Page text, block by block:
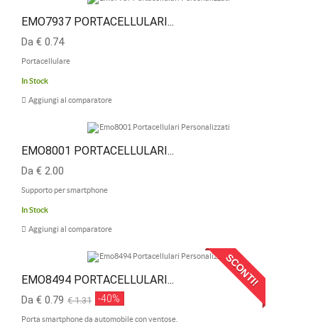
EMO7937 PORTACELLULARI...
Da € 0.74
Portacellulare
In Stock
Aggiungi al comparatore
EMO8001 PORTACELLULARI...
Da € 2.00
Supporto per smartphone
In Stock
Aggiungi al comparatore
SCONTI!
EMO8494 PORTACELLULARI...
Da € 0.79 € 1.31 -40%
Porta smartphone da automobile con ventose.